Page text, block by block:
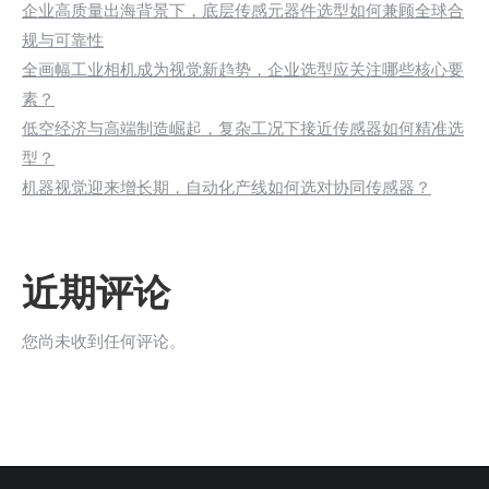
企业高质量出海背景下，底层传感元器件选型如何兼顾全球合
规与可靠性
全画幅工业相机成为视觉新趋势，企业选型应关注哪些核心要
素？
低空经济与高端制造崛起，复杂工况下接近传感器如何精准选
型？
机器视觉迎来增长期，自动化产线如何选对协同传感器？
近期评论
您尚未收到任何评论。